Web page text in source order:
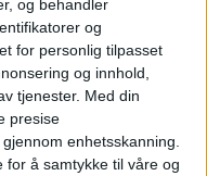
og behandler
og
for personlig tilpasset
og innhold,
tjenester. Med din
presise
enhetsskanning.
for å samtykke til våre og
Oslos gater
på Google